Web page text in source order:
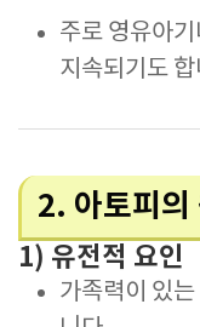
주로 영유아
지속되기도
2. 아토피의
1) 유전적 요인
가족력이 있